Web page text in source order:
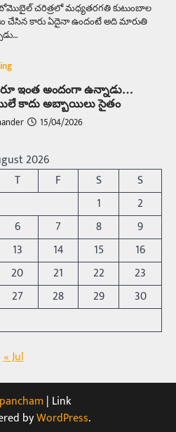
చరిత్రలో మధ్యతరగతి కుటుంబాల
చేసిన కారు ఏదైనా ఉందంటే అది మారుతి
ఇంత అందంగా ఉన్నాడు…
కాదు అబ్బాయిలు సైతం
15/04/2026
పిలుస్తాం. స్పెయిన్‌ అమ్మాయిలు చాలా
నానుడి…
ఏరులై పారిన బీర్లు… ఘాటుతో
నోర్లు
15/04/2026
ఝాన్సీ జిల్లాలో ఒక వింతైన రోడ్డు
ఝాన్సీ–కాన్పూర్ జాతీయ
సంఖ్యలో బీరు…
బట్టలు ఉతికితే…జైలుకే
చాలు సామాన్యుడి నుండి
వరకు అందరికీ గుర్తొచ్చే మొదటి పని
వారం…
2026
T F S
S
1
2
6 7 8
9
13 14 15
16
20 21 22
23
27 28 29
30
« Jul
| Link
byWordPress.